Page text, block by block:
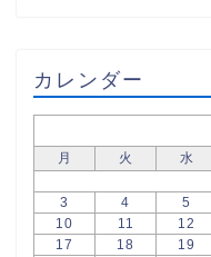
カレンダー
月
火 水
3
4 5
10
11 12
17
18 19